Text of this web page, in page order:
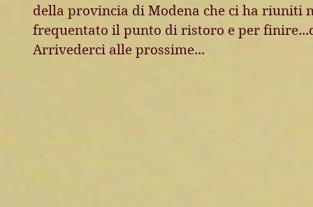
della provincia di Modena che ci ha riuniti
frequentato il punto di ristoro e per
Arrivederci alle prossime...